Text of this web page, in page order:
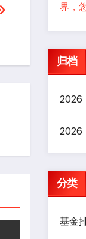
界，
归档
2026
2026
分类
基金